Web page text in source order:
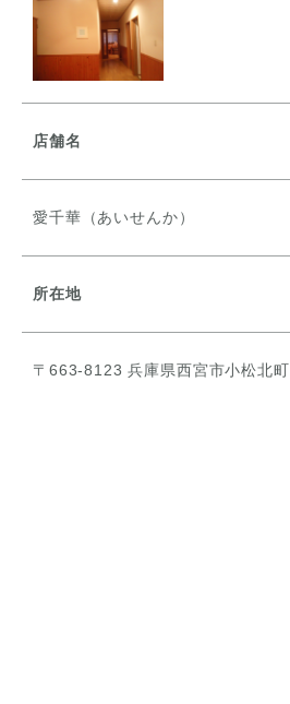
店舗名
愛千華（あいせんか）
所在地
〒663-8123 兵庫県西宮市小松北町